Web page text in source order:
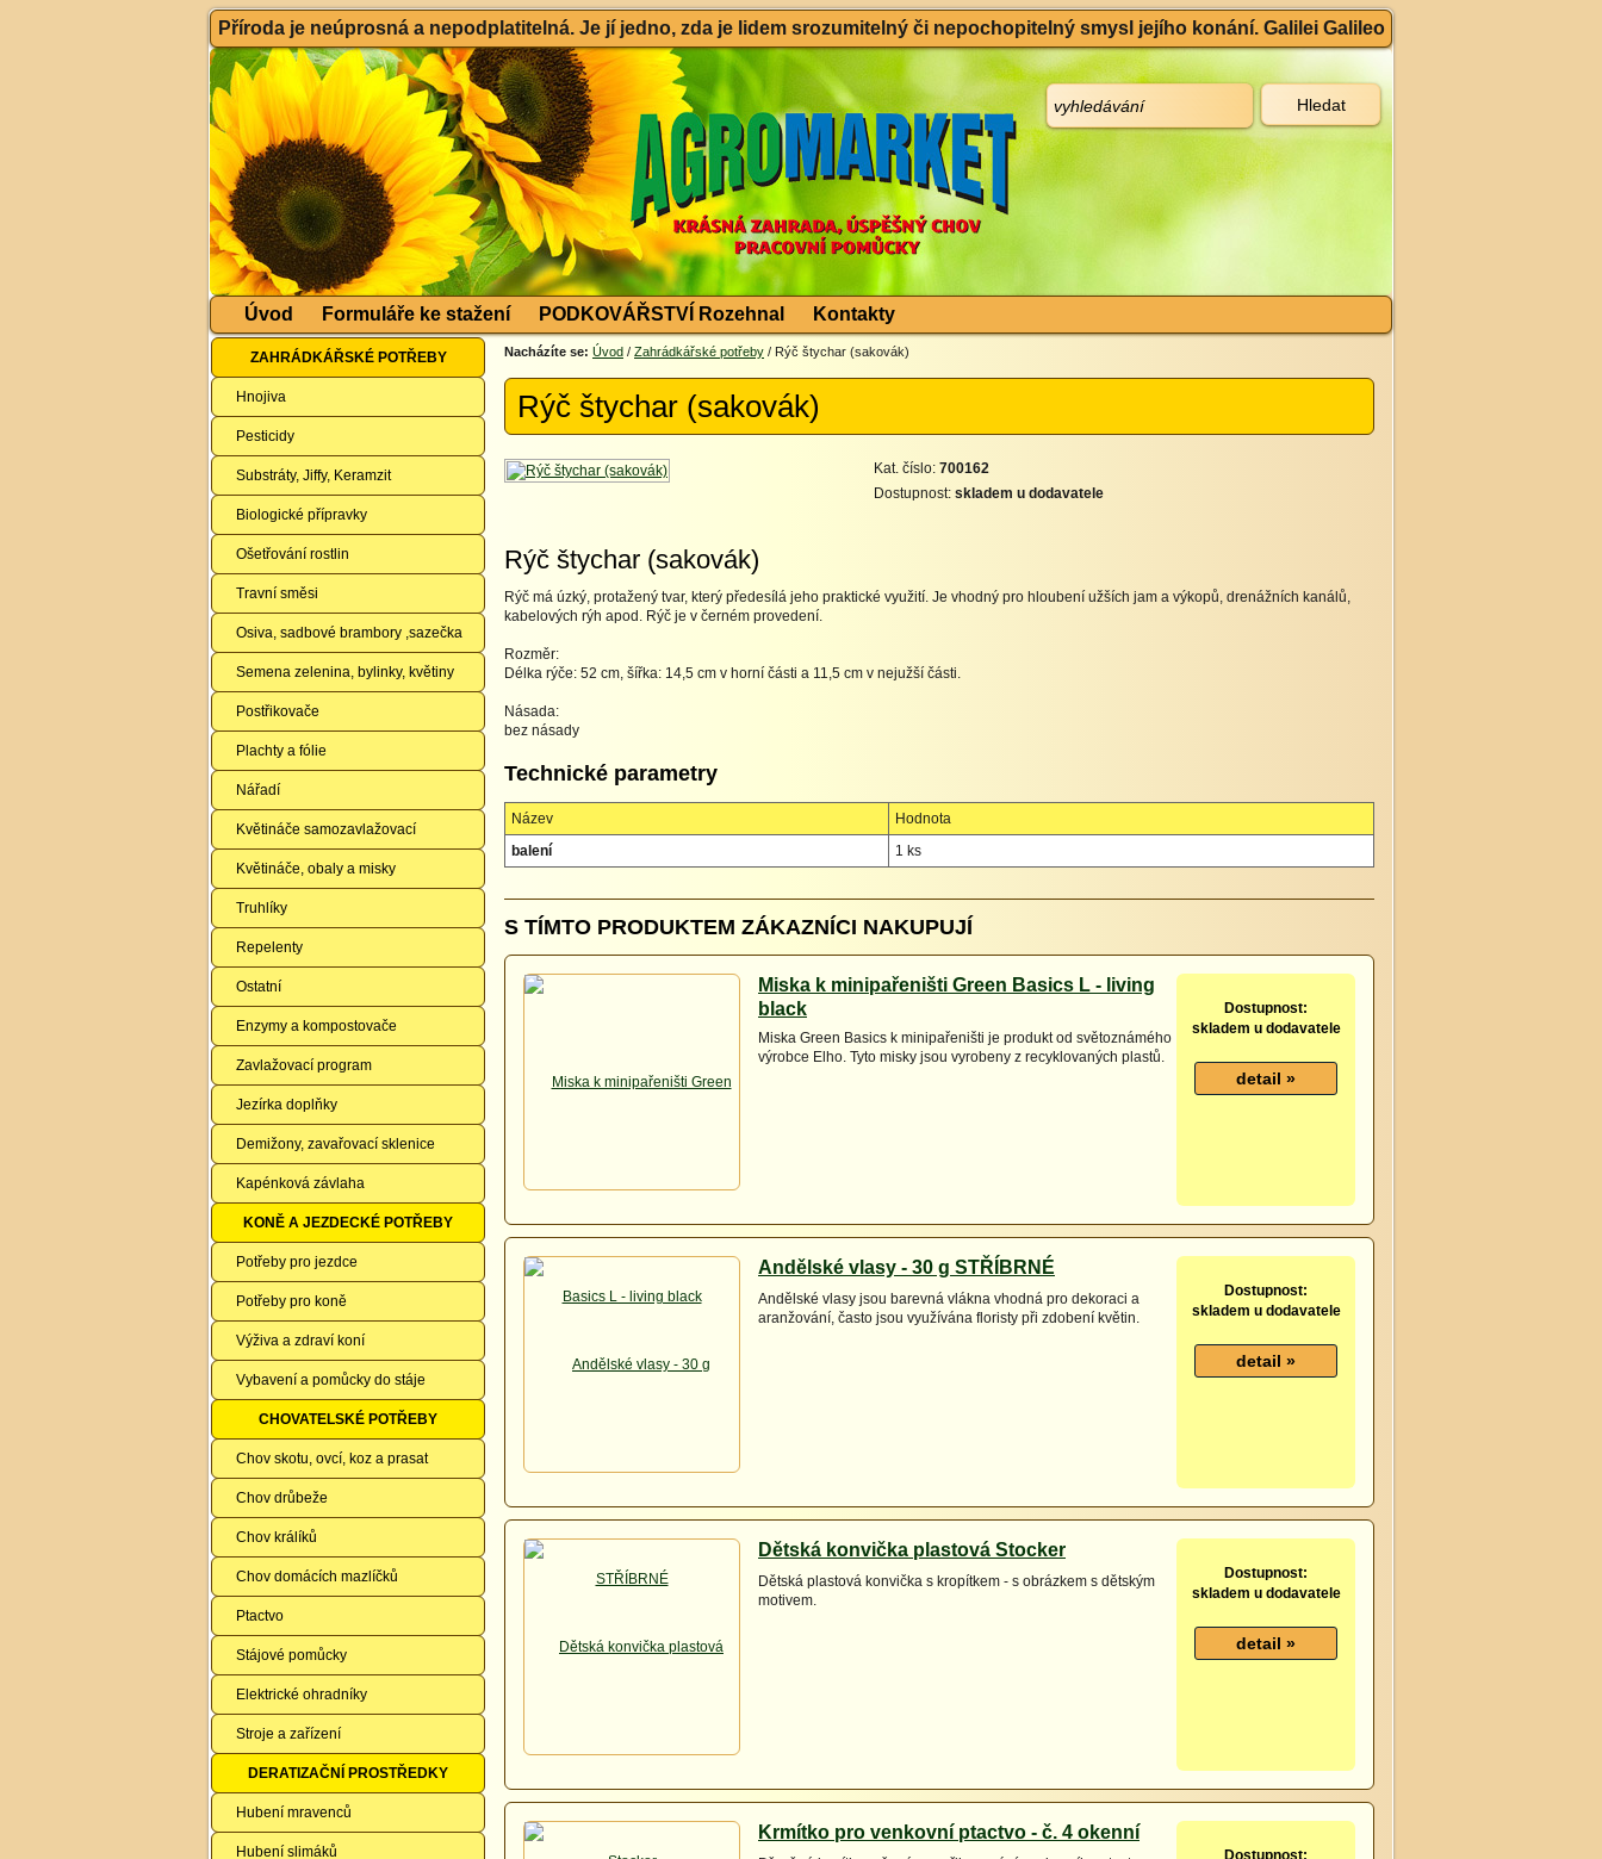
Příroda je neúprosná a nepodplatitelná. Je jí jedno, zda je lidem srozumitelný či nepochopitelný smysl jejího konání. Galilei Galileo
Úvod Formuláře ke stažení PODKOVÁŘSTVÍ Rozehnal Kontakty
ZAHRÁDKÁŘSKÉ POTŘEBY
Hnojiva
Pesticidy
Substráty, Jiffy, Keramzit
Biologické přípravky
Ošetřování rostlin
Travní směsi
Osiva, sadbové brambory ,sazečka
Semena zelenina, bylinky, květiny
Postřikovače
Plachty a fólie
Nářadí
Květináče samozavlažovací
Květináče, obaly a misky
Truhlíky
Repelenty
Ostatní
Enzymy a kompostovače
Zavlažovací program
Jezírka doplňky
Demižony, zavařovací sklenice
Kapénková závlaha
KONĚ A JEZDECKÉ POTŘEBY
Potřeby pro jezdce
Potřeby pro koně
Výživa a zdraví koní
Vybavení a pomůcky do stáje
CHOVATELSKÉ POTŘEBY
Chov skotu, ovcí, koz a prasat
Chov drůbeže
Chov králíků
Chov domácích mazlíčků
Ptactvo
Stájové pomůcky
Elektrické ohradníky
Stroje a zařízení
DERATIZAČNÍ PROSTŘEDKY
Hubení mravenců
Hubení slimáků
Nacházíte se: Úvod / Zahrádkářské potřeby / Rýč štychar (sakovák)
Rýč štychar (sakovák)
Kat. číslo: 700162
Dostupnost: skladem u dodavatele
Rýč štychar (sakovák)
Rýč má úzký, protažený tvar, který předesílá jeho praktické využití. Je vhodný pro hloubení užších jam a výkopů, drenážních kanálů,
kabelových rýh apod. Rýč je v černém provedení.
Rozměr:
Délka rýče: 52 cm, šířka: 14,5 cm v horní části a 11,5 cm v nejužší části.
Násada:
bez násady
Technické parametry
Název
Hodnota
balení
1 ks
S TÍMTO PRODUKTEM ZÁKAZNÍCI NAKUPUJÍ
Miska k minipařeništi Green Basics L - living
black
Miska Green Basics k minipařeništi je produkt od světoznámého
výrobce Elho. Tyto misky jsou vyrobeny z recyklovaných plastů.
Dostupnost:
skladem u dodavatele
Andělské vlasy - 30 g STŘÍBRNÉ
Andělské vlasy jsou barevná vlákna vhodná pro dekoraci a
aranžování, často jsou využívána floristy při zdobení květin.
Dostupnost:
skladem u dodavatele
Dětská konvička plastová Stocker
Dětská plastová konvička s kropítkem - s obrázkem s dětským
motivem.
Dostupnost:
skladem u dodavatele
Krmítko pro venkovní ptactvo - č. 4 okenní
Dostupnost: